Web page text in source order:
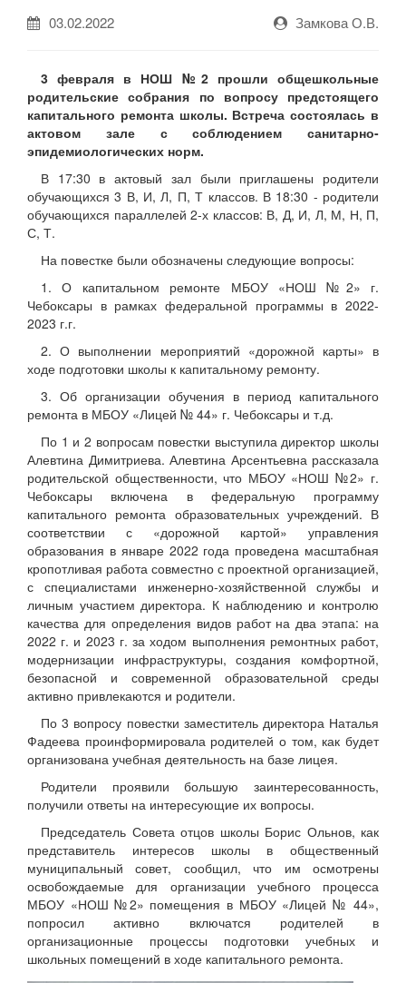
03.02.2022 Замкова О.В.
3 февраля в НОШ №2 прошли общешкольные
родительские собрания по вопросу предстоящего
капитального ремонта школы. Встреча состоялась в
актовом зале с соблюдением санитарно-
эпидемиологических норм.
В 17:30 в актовый зал были приглашены родители
обучающихся 3 В, И, Л, П, Т классов. В 18:30 - родители
обучающихся параллелей 2-х классов: В, Д, И, Л, М, Н, П,
С, Т.
На повестке были обозначены следующие вопросы:
1. О капитальном ремонте МБОУ «НОШ №2» г.
Чебоксары в рамках федеральной программы в 2022-
2023 г.г.
2. О выполнении мероприятий «дорожной карты» в
ходе подготовки школы к капитальному ремонту.
3. Об организации обучения в период капитального
ремонта в МБОУ «Лицей № 44» г. Чебоксары и т.д.
По 1 и 2 вопросам повестки выступила директор школы
Алевтина Димитриева. Алевтина Арсентьевна рассказала
родительской общественности, что МБОУ «НОШ №2» г.
Чебоксары включена в федеральную программу
капитального ремонта образовательных учреждений. В
соответствии с «дорожной картой» управления
образования в январе 2022 года проведена масштабная
кропотливая работа совместно с проектной организацией,
с специалистами инженерно-хозяйственной службы и
личным участием директора. К наблюдению и контролю
качества для определения видов работ на два этапа: на
2022 г. и 2023 г. за ходом выполнения ремонтных работ,
модернизации инфраструктуры, создания комфортной,
безопасной и современной образовательной среды
активно привлекаются и родители.
По 3 вопросу повестки заместитель директора Наталья
Фадеева проинформировала родителей о том, как будет
организована учебная деятельность на базе лицея.
Родители проявили большую заинтересованность,
получили ответы на интересующие их вопросы.
Председатель Совета отцов школы Борис Ольнов, как
представитель интересов школы в общественный
муниципальный совет, сообщил, что им осмотрены
освобождаемые для организации учебного процесса
МБОУ «НОШ №2» помещения в МБОУ «Лицей № 44»,
попросил активно включатся родителей в
организационные процессы подготовки учебных и
школьных помещений в ходе капитального ремонта.